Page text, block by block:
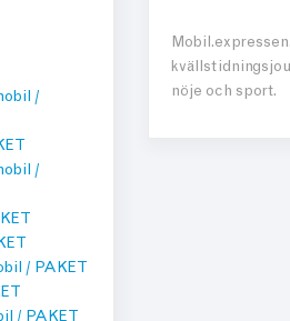
/
/
/ PAKET
/ PAKET
nöje och sport.